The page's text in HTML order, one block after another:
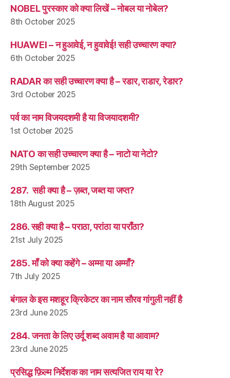
NOBEL पुरस्कार को क्या लिखें – नोबल या नोबेल?
8th October 2025
HUAWEI – न हुआवेई, न हुवावेई! सही उच्चारण क्या?
6th October 2025
RADAR का सही उच्चारण क्या है – रडार, राडार, रेडार?
3rd October 2025
पर्व का नाम विजयदशमी है या विजयादशमी?
1st October 2025
NATO का सही उच्चारण क्या है – नाटो या नेटो?
29th September 2025
287. सही क्या है – ज़ब्त, जब्त या जप्त?
18th August 2025
286. सही क्या है – पराठा, परांठा या पराँठा?
21st July 2025
285. माँ को क्या कहेंगे – अम्मा या अम्माँ?
7th July 2025
बंगाल के इस मशहूर क्रिकेटर का नाम सौरव गांगुली नहीं है
23rd June 2025
284. जनता के लिए उर्दू शब्द अवाम है या आवाम?
23rd June 2025
प्रसिद्ध फ़िल्म निर्देशक का नाम सत्यजित राय या रे?